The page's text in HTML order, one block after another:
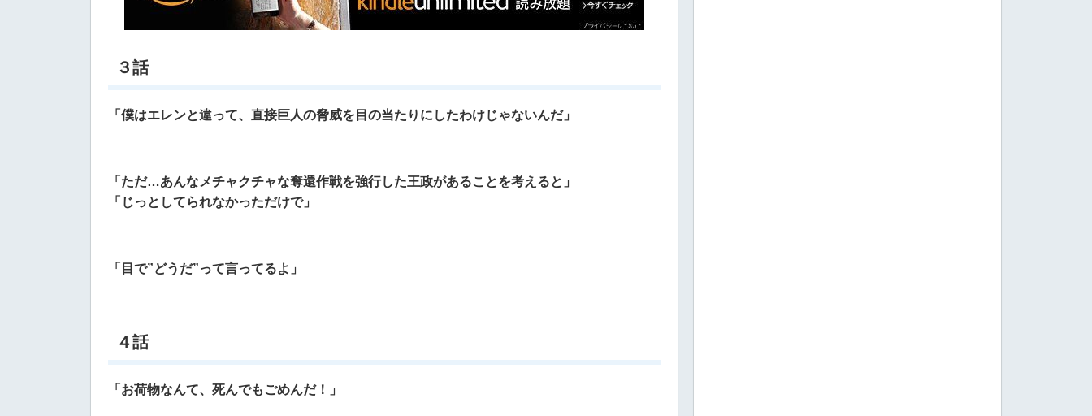
３話
「僕はエレンと違って、直接巨人の脅威を目の当たりにしたわけじゃないんだ」
「 ただ…あんなメチャクチャな奪還作戦を強行した王政があることを考えると」
「じっとしてられなかっただけで」
「目で”どうだ”って言ってるよ」
４話
「お荷物なんて、死んでもごめんだ！」